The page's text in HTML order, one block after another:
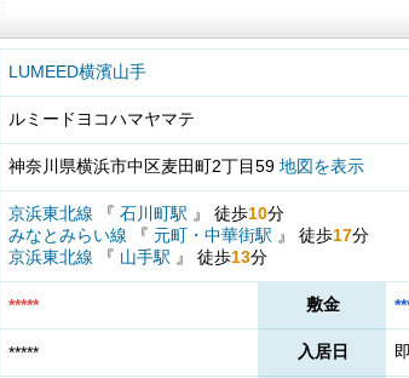
LUMEED横濱山手
ルミードヨコハマヤマテ
神奈川県横浜市中区麦田町2丁目59 地図を表示
京浜東北線 『 石川町駅 』 徒歩10分
みなとみらい線
『 元町・中華街駅 』 徒歩17分
京浜東北線
『 山手駅 』 徒歩13分
***** 敷金
***** 入居日